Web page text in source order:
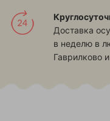
Доставка
в неделю в
Гаврилково